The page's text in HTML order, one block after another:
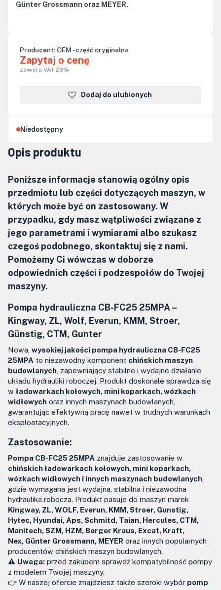
Günter Grossmann oraz MEYER.
Producent: OEM - część oryginalna
Zapytaj o cenę
zawiera VAT 23%
Dodaj do ulubionych
Niedostępny
Opis produktu
Poniższe informacje stanowią ogólny opis
przedmiotu lub części dotyczących maszyn, w
których może być on zastosowany. W
przypadku, gdy masz wątpliwości związane z
jego parametrami i wymiarami albo szukasz
czegoś podobnego, skontaktuj się z nami.
Pomożemy Ci wówczas w doborze
odpowiednich części i podzespołów do Twojej
maszyny.
Pompa hydrauliczna CB-FC25 25MPA –
Kingway, ZL, Wolf, Everun, KMM, Stroer,
Günstig, CTM, Gunter
Nowa, wysokiej jakości pompa hydrauliczna CB-FC25
25MPA to niezawodny komponent chińskich maszyn
budowlanych , zapewniający stabilne i wydajne działanie
układu hydrauliki roboczej. Produkt doskonale sprawdza się
w ładowarkach kołowych, mini koparkach, wózkach
widłowych oraz innych maszynach budowlanych,
gwarantując efektywną pracę nawet w trudnych warunkach
eksploatacyjnych.
Zastosowanie:
Pompa CB-FC25 25MPA znajduje zastosowanie w
chińskich ładowarkach kołowych, mini koparkach,
wózkach widłowych i innych maszynach budowlanych
gdzie wymagana jest wydajna, stabilna i niezawodna
hydraulika robocza. Produkt pasuje do maszyn marek
Kingway, ZL, WOLF, Everun, KMM, Stroer, Gunstig,
Hytec, Hyundai, Aps, Schmitd, Taian, Hercules, CTM,
Manitech, SZM, HZM, Berger Kraus, Excat, Kraft,
Nex, Günter Grossmann, MEYER oraz innych popularnych
producentów chińskich maszyn budowlanych.
⚠️ Uwaga: przed zakupem sprawdź kompatybilność pompy
z modelem Twojej maszyny.
👉 W naszej ofercie znajdziesz także szeroki wybór pomp